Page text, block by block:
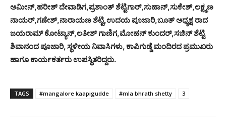
ಅಮೀನ್,ಹರೀಶ್ ದೇವಾಡಿಗ,ಪ್ರಶಾಂತ್ ಶೆಟ್ಟಿಗಾರ್,ಸುಹಾನ್,ಸುಕೇಶ್,ಲಕ್ಷ್ಮಣ
ನಾಯರ್,ಗಣೇಶ್,ನಾರಾಯಣ ಶೆಟ್ಟಿ,ಉದಯ ಪೂಜಾರಿ,ಬೂತ್ ಅಧ್ಯಕ್ಷ ರಾದ
ಜಯರಾಮ್ ಕೋಟ್ಯಾನ್,ಲತೀಶ್ ಗಾಣಿಗ,ಮೋಹನ್ ಕುಂದರ್,ಸಚಿನ್ ಶೆಟ್ಟಿ
ಶಿವಾನಂದ ಪೂಜಾರಿ, ಸ್ಥಳೀಯ ನಿವಾಸಿಗಳು, ಕಾಪಿಗುಡ್ಡೆ ಮಂದಿರದ ಪ್ರಮುಖರು
ಹಾಗೂ ಕಾರ್ಯಕರ್ತರು ಉಪಸ್ಥಿತರಿದ್ದರು.
TAGS #mangalore kaapigudde #mla bhrath shetty 3